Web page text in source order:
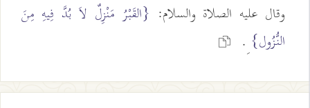
وقال عليه الصلاة والسلام: {القَبْرُ مَنْزِلٌ لاَ بُدَّ فِيهِ مِنَ
النُّزُول} ِ.